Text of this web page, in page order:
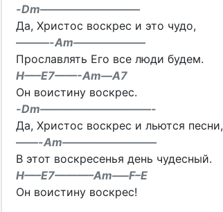
-Dm—————————
Да, Христос воскрес и это чудо,
———-Am——————–
Прославлять Его все люди будем.
H—–E7——-Am—A7
Он воистину воскрес.
-Dm——————————-
Да, Христос воскрес и льются песни,
——-Am————————–
В этот воскресенья день чудесный.
H—–E7———–Am—–F–E
Он воистину воскрес!